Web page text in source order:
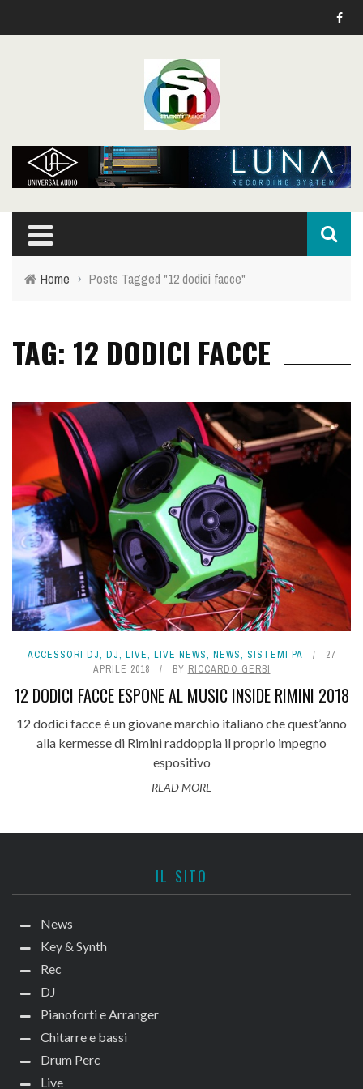
Home › Posts Tagged "12 dodici facce"
TAG: 12 DODICI FACCE
ACCESSORI DJ, DJ, LIVE, LIVE NEWS, NEWS, SISTEMI PA
27
APRILE 2018
BY RICCARDO GERBI
12 DODICI FACCE ESPONE AL MUSIC INSIDE RIMINI 2018
12 dodici facce è un giovane marchio italiano che quest’anno
alla kermesse di Rimini raddoppia il proprio impegno
espositivo
READ MORE
IL SITO
News
Key & Synth
Rec
DJ
Pianoforti e Arranger
Chitarre e bassi
Drum Perc
Live